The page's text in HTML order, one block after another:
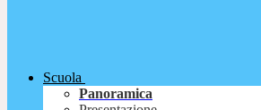
Scuola
Panoramica